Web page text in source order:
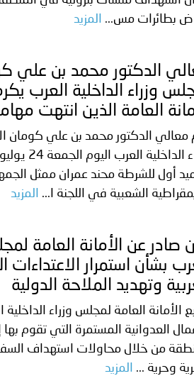
بطائرات مس...
المزيد
الدكتور محمد بن علي
وزراء الداخلية العرب
العامة الذين انتهت
معالي الدكتور محمد بن علي كومان
أول للشرطة محند عمران ممثل
الشعبية في اللجنة ا...
المزيد
صادر عن الأمانة العامة
بشأن استمرار الاعتداءات
وتهديد الملاحة الدولية
الأمانة العامة لمجلس وزراء الداخلية
العدوانية المستمرة التي تقوم
من خلال محاولات استهداف
وحرية ...
المزيد